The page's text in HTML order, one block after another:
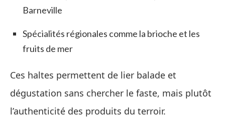
Barneville
Spécialités régionales comme la brioche et les
fruits de mer
Ces haltes permettent de lier balade et
dégustation sans chercher le faste, mais plutôt
l’authenticité des produits du terroir.